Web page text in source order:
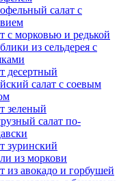
салат с
c морковью и редькой
из сельдерея с
десертный
салат с соевым
зеленый
салат по-
зуринский
из моркови
из авокадо и горбушей